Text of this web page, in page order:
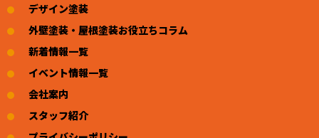
デザイン塗装
外壁塗装・屋根塗装お役立ちコラム
新着情報一覧
イベント情報一覧
会社案内
スタッフ紹介